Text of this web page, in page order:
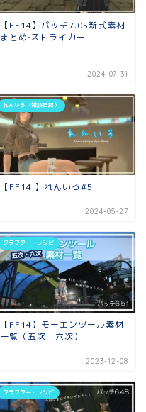
【FF14】パッチ7.05新式素材
まとめ‐ストライカー
2024-07-31
れんいろ（雑談日記）
【FF14 】れんいろ#5
2024-05-27
クラフター・レシピ
【FF14】モーエンツール素材
一覧（五次・六次）
2023-12-08
クラフター・レシピ